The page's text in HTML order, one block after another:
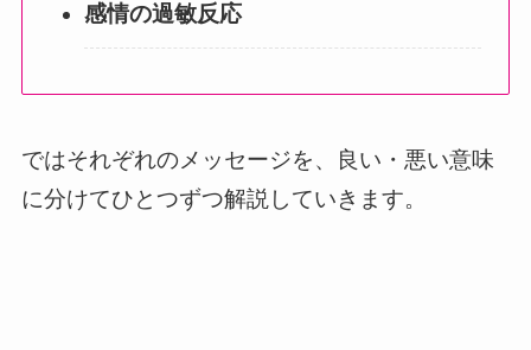
感情の過敏反応
ではそれぞれのメッセージを、良い・悪い意味
に分けてひとつずつ解説していきます。